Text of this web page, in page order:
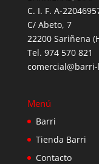
C. I. F. A-
C/ Abeto, 7
22200 Sariñena
Tel. 974 570 821
Menú
Barri
Tienda Barri
Contacto